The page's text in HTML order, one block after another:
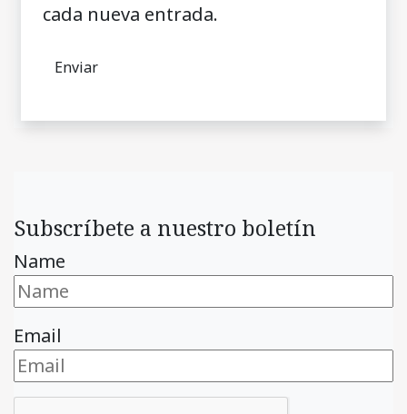
cada nueva entrada.
Subscríbete a nuestro boletín
Name
Email